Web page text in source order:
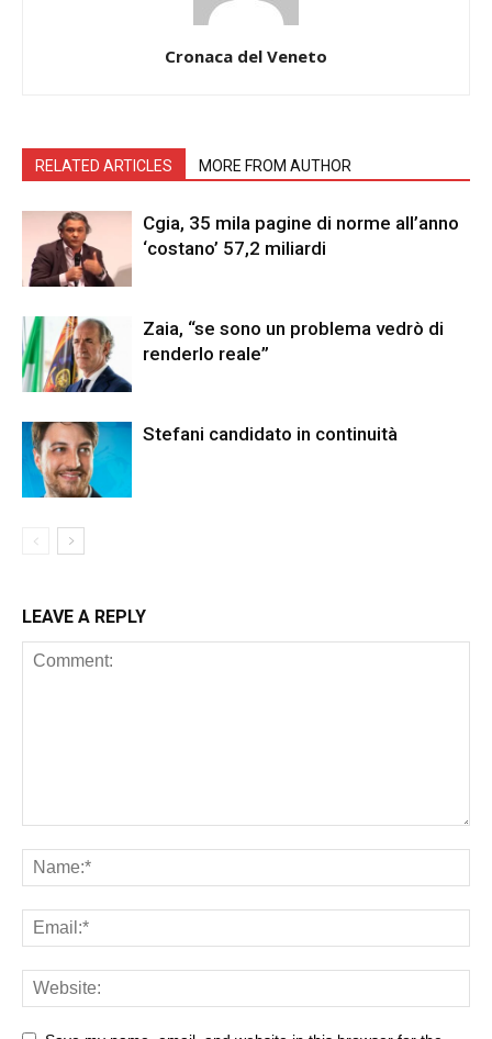
Cronaca del Veneto
RELATED ARTICLES MORE FROM AUTHOR
Cgia, 35 mila pagine di norme all’anno
‘costano’ 57,2 miliardi
Zaia, “se sono un problema vedrò di
renderlo reale”
Stefani candidato in continuità
LEAVE A REPLY